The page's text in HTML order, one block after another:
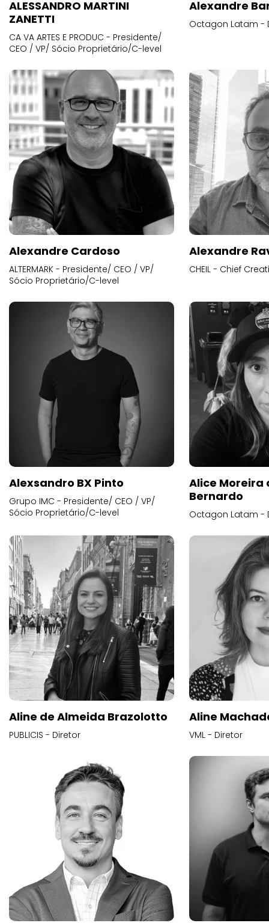
ALESSANDRO MARTINI
ZANETTI
CA VA ARTES E PRODUC - Presidente/
CEO / VP/ Sócio Proprietário/C-level
Alexandre
Octagon Latam -
Alexandre Cardoso
ALTERMARK - Presidente/ CEO / VP/
Sócio Proprietário/C-level
Alexandre
CHEIL - Chief
Alexsandro BX Pinto
Grupo IMC - Presidente/ CEO / VP/
Sócio Proprietário/C-level
Alice
Bernardo
Octagon Latam -
Aline de Almeida Brazolotto
PUBLICIS - Diretor
Aline
VML - Diretor